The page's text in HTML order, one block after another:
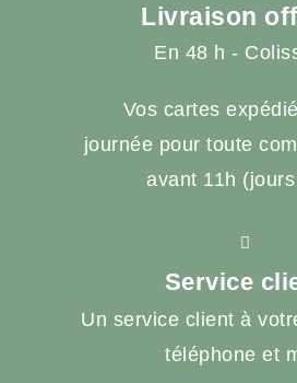
Livraison
En 48 h -
Vos cartes
journée pour toute
avant 11h
Service
Un service client à
téléphone et